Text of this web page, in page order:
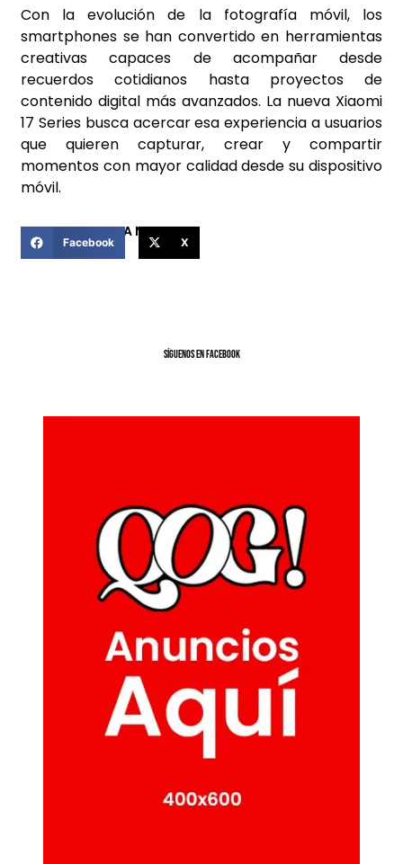
Con la evolución de la fotografía móvil, los
smartphones se han convertido en herramientas
creativas capaces de acompañar desde
recuerdos cotidianos hasta proyectos de
contenido digital más avanzados. La nueva Xiaomi
17 Series busca acercar esa experiencia a usuarios
que quieren capturar, crear y compartir
momentos con mayor calidad desde su dispositivo
móvil.
COMPARTIR ESTA NOTICIA
Facebook X
SíGUENOS EN FACEBOOK